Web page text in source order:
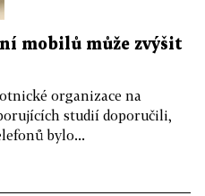
mobilů může zvýšit
organizace na
studií doporučili,
bylo...